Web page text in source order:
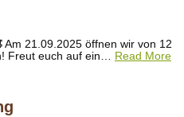
21.09.2025 öffnen wir von 12
Freut euch auf ein
Read More